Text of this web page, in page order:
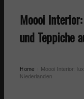
Menü Menü
Moooi
und Teppiche
Home
Moooi Interior:
Niederlanden